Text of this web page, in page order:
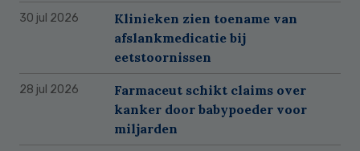
30 jul 2026
Klinieken zien toename van
afslankmedicatie bij
eetstoornissen
28 jul 2026
Farmaceut schikt claims over
kanker door babypoeder voor
miljarden